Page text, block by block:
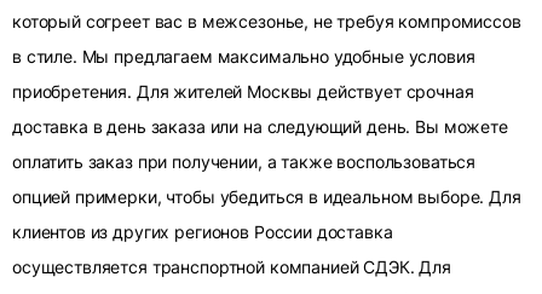
который согреет вас в межсезонье, не требуя компромиссов
в стиле. Мы предлагаем максимально удобные условия
приобретения. Для жителей Москвы действует срочная
доставка в день заказа или на следующий день. Вы можете
оплатить заказ при получении, а также воспользоваться
опцией примерки, чтобы убедиться в идеальном выборе. Для
клиентов из других регионов России доставка
осуществляется транспортной компанией СДЭК. Для